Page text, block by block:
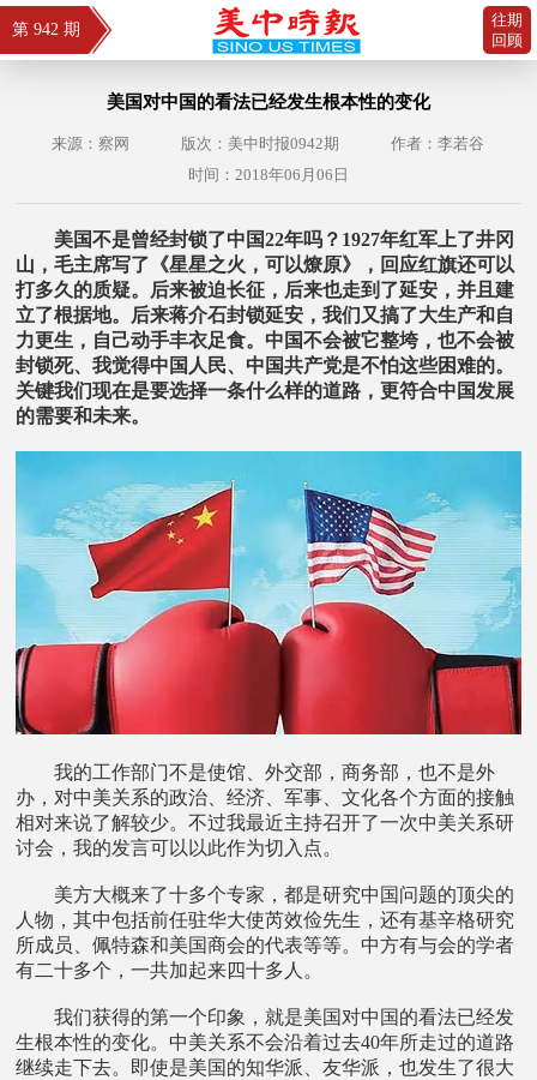
第 942 期
往期
回顾
美国对中国的看法已经发生根本性的变化
来源：察网 版次：美中时报0942期
作者：李若谷
时间：2018年06月06日
美国不是曾经封锁了中国22年吗？1927年红军上了井冈
山，毛主席写了《星星之火，可以燎原》，回应红旗还可以
打多久的质疑。后来被迫长征，后来也走到了延安，并且建
立了根据地。后来蒋介石封锁延安，我们又搞了大生产和自
力更生，自己动手丰衣足食。中国不会被它整垮，也不会被
封锁死、我觉得中国人民、中国共产党是不怕这些困难的。
关键我们现在是要选择一条什么样的道路，更符合中国发展
的需要和未来。
我的工作部门不是使馆、外交部，商务部，也不是外
办，对中美关系的政治、经济、军事、文化各个方面的接触
相对来说了解较少。不过我最近主持召开了一次中美关系研
讨会，我的发言可以以此作为切入点。
美方大概来了十多个专家，都是研究中国问题的顶尖的
人物，其中包括前任驻华大使芮效俭先生，还有基辛格研究
所成员、佩特森和美国商会的代表等等。中方有与会的学者
有二十多个，一共加起来四十多人。
我们获得的第一个印象，就是美国对中国的看法已经发
生根本性的变化。中美关系不会沿着过去40年所走过的道路
继续走下去。即使是美国的知华派、友华派，也发生了很大